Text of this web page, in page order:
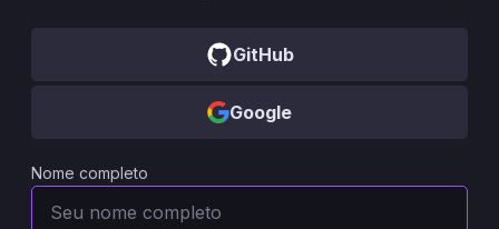
GitHub
Google
Nome completo